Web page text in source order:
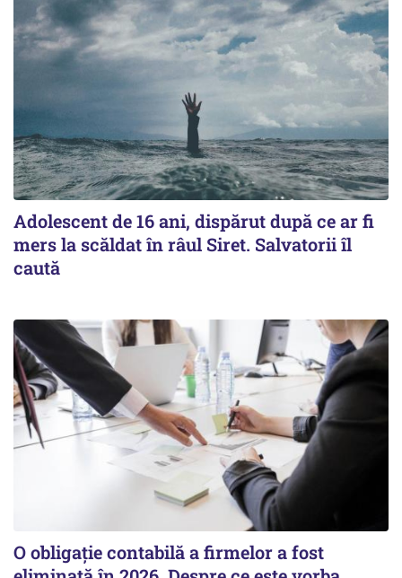
Adolescent de 16 ani, dispărut după ce ar fi
mers la scăldat în râul Siret. Salvatorii îl
caută
O obligație contabilă a firmelor a fost